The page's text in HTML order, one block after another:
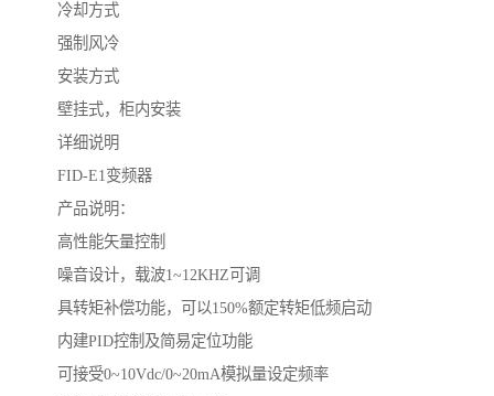
冷却方式
强制风冷
安装方式
壁挂式，柜内安装
详细说明
FID-E1变频器
产品说明：
高性能矢量控制
噪音设计，载波1~12KHZ可调
具转矩补偿功能，可以150%额定转矩低频启动
内建PID控制及简易定位功能
可接受0~10Vdc/0~20mA模拟量设定频率